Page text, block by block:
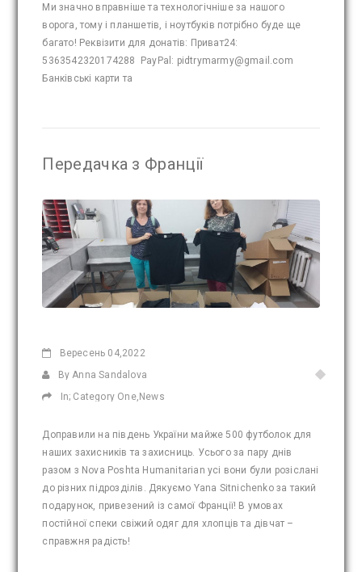
Ми значно вправніше та технологічніше за нашого
ворога, тому і планшетів, і ноутбуків потрібно буде ще
багато! Реквізити для донатів: Приват24:
5363542320174288 PayPal: pidtrymarmy@gmail.com
Банківські карти та
Передачка з Франції
Вересень 04,2022
By Anna Sandalova
In; Category One, News
Доправили на південь України майже 500 футболок для
наших захисників та захисниць. Усього за пару днів
разом з Nova Poshta Humanitarian усі вони були розіслані
до різних підрозділів. Дякуємо Yana Sitnichenko за такий
подарунок, привезений із самої Франції! В умовах
постійної спеки свіжий одяг для хлопців та дівчат –
справжня радість!